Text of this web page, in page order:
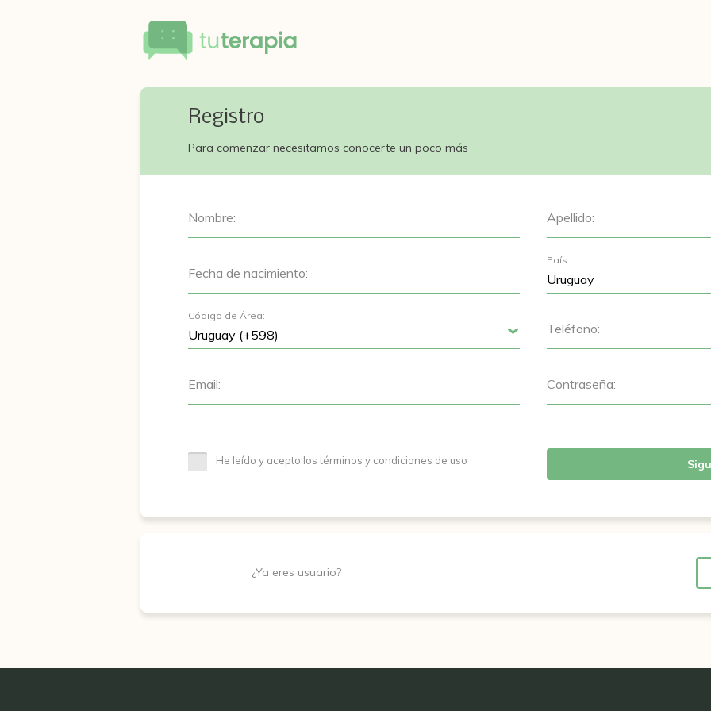
Registro
Para comenzar necesitamos conocerte un poco más
Nombre: Apellido:
Fecha de nacimiento:
País:
Código de Área:
Teléfono:
Email: Contraseña:
He leído y acepto los términos y condiciones de uso
¿Ya eres usuario?